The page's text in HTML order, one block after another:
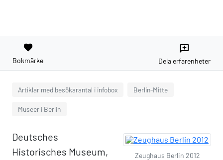
favorite
Bokmärke
reviews
Dela erfarenheter
Artiklar med besökarantal i infobox Berlin-Mitte
Museer i Berlin
Zeughaus Berlin 2012
Deutsches
Historisches Museum,